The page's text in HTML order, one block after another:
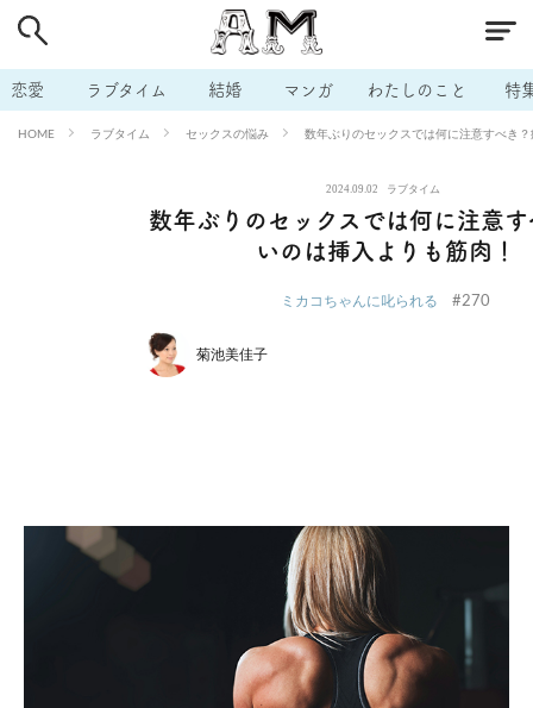
恋愛 ラブタイム 結婚 マンガ わたしのこと 特
HOME ラブタイム セックスの悩み 数年ぶりのセックスでは何に注意すべき
2024.09.02 ラブタイム
数年ぶりのセックスでは何に注意
いのは挿入よりも筋肉！
ミカコちゃんに叱られる #270
菊池美佳子
# 男の本音 # セフレ # 不倫
# 出会う方法 # マッチングアプリ # ラブグッズ # 体の相